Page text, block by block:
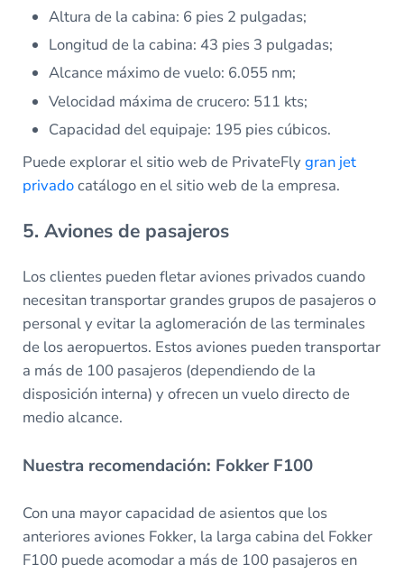
Altura de la cabina: 6 pies 2 pulgadas;
Longitud de la cabina: 43 pies 3 pulgadas;
Alcance máximo de vuelo: 6.055 nm;
Velocidad máxima de crucero: 511 kts;
Capacidad del equipaje: 195 pies cúbicos.
Puede explorar el sitio web de PrivateFlygran jet
privadocatálogo en el sitio web de la empresa.
5. Aviones de pasajeros
Los clientes pueden fletar aviones privados cuando
necesitan transportar grandes grupos de pasajeros o
personal y evitar la aglomeración de las terminales
de los aeropuertos. Estos aviones pueden transportar
a más de 100 pasajeros (dependiendo de la
disposición interna) y ofrecen un vuelo directo de
medio alcance.
Nuestra recomendación: Fokker F100
Con una mayor capacidad de asientos que los
anteriores aviones Fokker, la larga cabina del Fokker
F100 puede acomodar a más de 100 pasajeros en